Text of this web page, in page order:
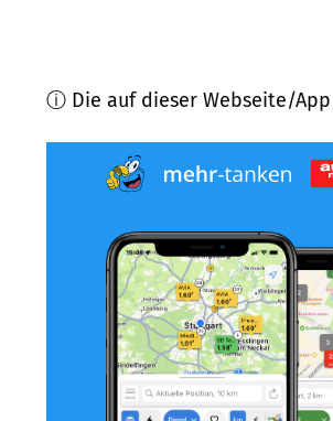
ⓘ Die auf dieser Webseite/